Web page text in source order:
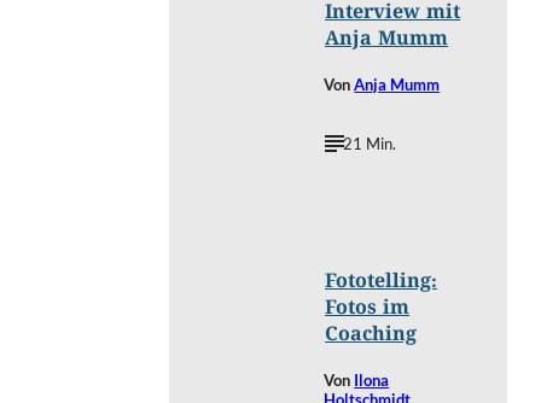
Interview mit
Anja Mumm
VonAnja Mumm
21 Min.
Fototelling:
Fotos im
Coaching
Von Ilona
Holtschmidt